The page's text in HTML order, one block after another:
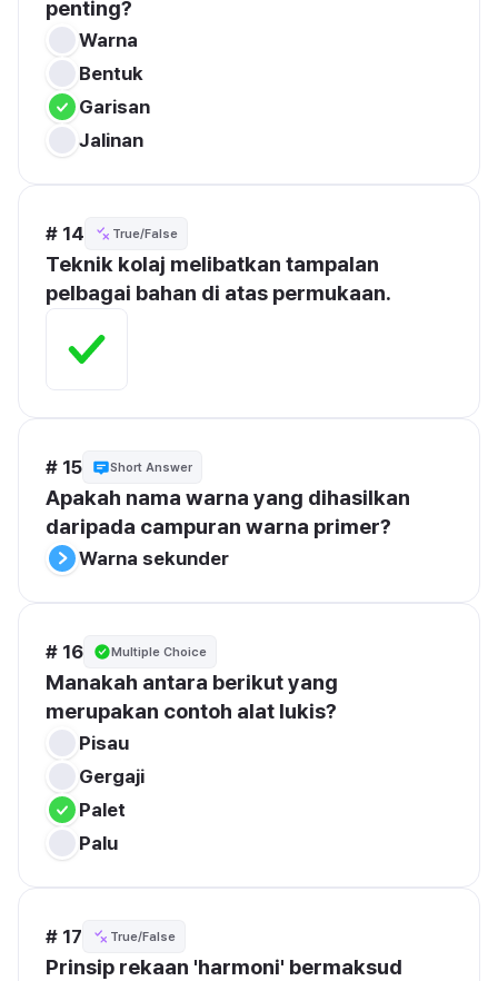
penting?
Warna
Bentuk
Garisan
Jalinan
# 14 True/False
Teknik kolaj melibatkan tampalan
pelbagai bahan di atas permukaan.
# 15 Short Answer
Apakah nama warna yang dihasilkan
daripada campuran warna primer?
Warna sekunder
# 16 Multiple Choice
Manakah antara berikut yang
merupakan contoh alat lukis?
Pisau
Gergaji
Palet
Palu
# 17 True/False
Prinsip rekaan 'harmoni' bermaksud